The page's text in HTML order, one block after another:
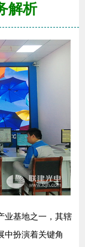
解析
业基地之一，其辖
中扮演着关键角